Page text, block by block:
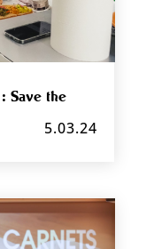
Save the
5.03.24